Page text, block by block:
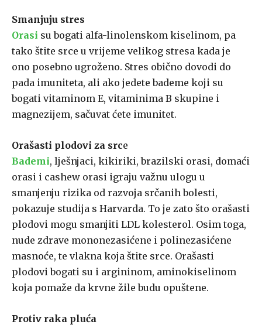
Smanjuju stres
Orasi su bogati alfa-linolenskom kiselinom, pa
tako štite srce u vrijeme velikog stresa kada je
ono posebno ugroženo. Stres obično dovodi do
pada imuniteta, ali ako jedete bademe koji su
bogati vitaminom E, vitaminima B skupine i
magnezijem, sačuvat ćete imunitet.
Orašasti plodovi za srce
Bademi, lješnjaci, kikiriki, brazilski orasi, domaći
orasi i cashew orasi igraju važnu ulogu u
smanjenju rizika od razvoja srčanih bolesti,
pokazuje studija s Harvarda. To je zato što orašasti
plodovi mogu smanjiti LDL kolesterol. Osim toga,
nude zdrave mononezasićene i polinezasićene
masnoće, te vlakna koja štite srce. Orašasti
plodovi bogati su i argininom, aminokiselinom
koja pomaže da krvne žile budu opuštene.
Protiv raka pluća